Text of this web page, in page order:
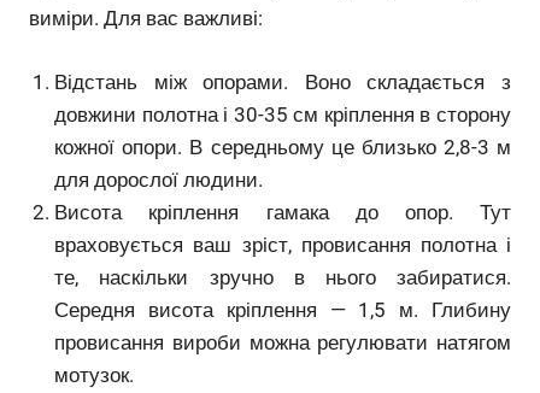
виміри. Для вас важливі:
Відстань між опорами. Воно складається з
довжини полотна і 30-35 см кріплення в сторону
кожної опори. В середньому це близько 2,8-3 м
для дорослої людини.
Висота кріплення гамака до опор. Тут
враховується ваш зріст, провисання полотна і
те, наскільки зручно в нього забиратися.
Середня висота кріплення — 1,5 м. Глибину
провисання вироби можна регулювати натягом
мотузок.